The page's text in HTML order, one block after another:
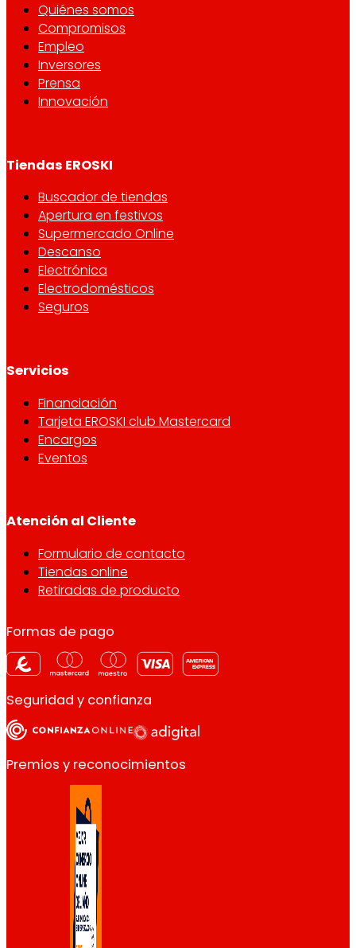
Quiénes somos
Compromisos
Empleo
Inversores
Prensa
Innovación
Tiendas EROSKI
Buscador de tiendas
Apertura en festivos
Supermercado Online
Descanso
Electrónica
Electrodomésticos
Seguros
Servicios
Financiación
Tarjeta EROSKI club Mastercard
Encargos
Eventos
Atención al Cliente
Formulario de contacto
Tiendas online
Retiradas de producto
Formas de pago
Seguridad y confianza
Premios y reconocimientos